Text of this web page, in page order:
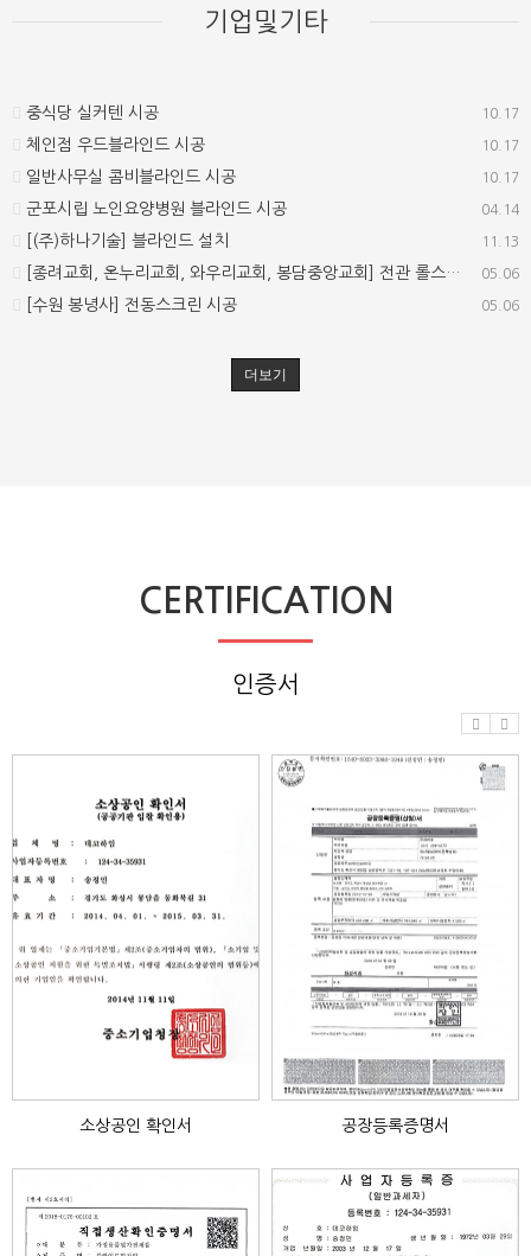
기업및기타
10.17
중식당 실커텐 시공
10.17
체인점 우드블라인드 시공
10.17
일반사무실 콤비블라인드 시공
04.14
군포시립 노인요양병원 블라인드 시공
11.13
[(주)하나기술] 블라인드 설치
05.06
[종려교회, 온누리교회, 와우리교회, 봉담중앙교회] 전관 롤스크린 시공
05.06
[수원 봉녕사] 전동스크린 시공
더보기
CERTIFICATION
인증서
소상공인 확인서 공장등록증명서